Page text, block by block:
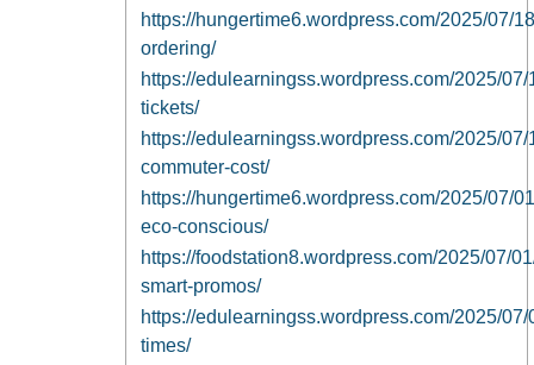
https://hungertime6.wordpress.com/2025/07/
ordering/
https://edulearningss.wordpress.com/2025/
tickets/
https://edulearningss.wordpress.com/2025/
commuter-cost/
https://hungertime6.wordpress.com/2025/07/
eco-conscious/
https://foodstation8.wordpress.com/2025/07/
smart-promos/
https://edulearningss.wordpress.com/2025/
times/